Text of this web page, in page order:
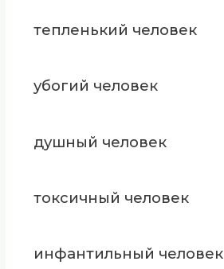
тепленький человек
убогий человек
душный человек
токсичный человек
инфантильный человек